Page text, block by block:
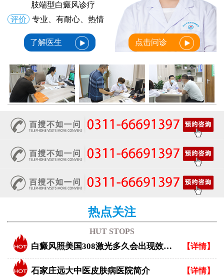
肢端型白癜风诊疗
评价
专业、有耐心、热情
了解医生 点击问诊
热点关注
HUT STOPS
白癜风照美国308激光多久会出现效果？ 【详情】
石家庄远大中医皮肤病医院简介 【详情】